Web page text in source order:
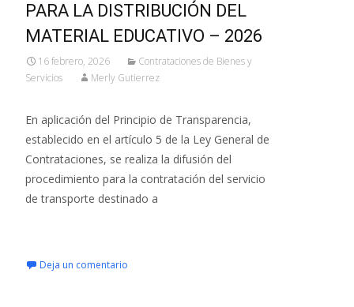
PARA LA DISTRIBUCIÓN DEL
MATERIAL EDUCATIVO – 2026
16 febrero, 2026
Contrataciones de Bienes y
Servicios
Merly Gutierrez
En aplicación del Principio de Transparencia,
establecido en el artículo 5 de la Ley General de
Contrataciones, se realiza la difusión del
procedimiento para la contratación del servicio
de transporte destinado a
Deja un comentario